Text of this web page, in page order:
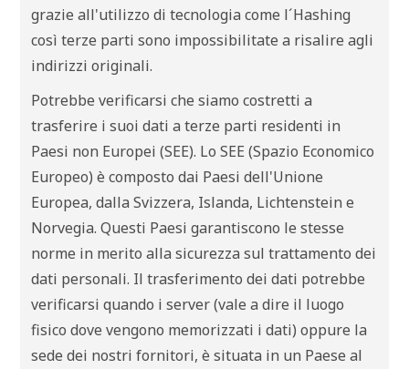
grazie all'utilizzo di tecnologia come l´Hashing
così terze parti sono impossibilitate a risalire agli
indirizzi originali.
Potrebbe verificarsi che siamo costretti a
trasferire i suoi dati a terze parti residenti in
Paesi non Europei (SEE). Lo SEE (Spazio Economico
Europeo) è composto dai Paesi dell'Unione
Europea, dalla Svizzera, Islanda, Lichtenstein e
Norvegia. Questi Paesi garantiscono le stesse
norme in merito alla sicurezza sul trattamento dei
dati personali. Il trasferimento dei dati potrebbe
verificarsi quando i server (vale a dire il luogo
fisico dove vengono memorizzati i dati) oppure la
sede dei nostri fornitori, è situata in un Paese al